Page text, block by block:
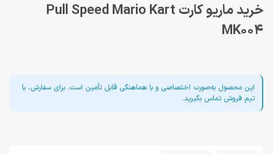
خرید ماریو کارت Pull Speed Mario Kart
MK004
این محصول به‌صورت اختصاصی و با هماهنگی قابل تأمین است. برای سفارش، با
تیم فروش تماس بگیرید.